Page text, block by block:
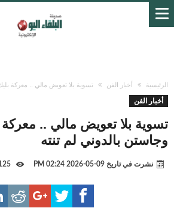
الرئيسية أخبار الفن تسوية بلا تعويض مالي .. معركة
أخبار الفن
تسوية بلا تعويض مالي .. معركة
وجاستن بالدوني لم تنته
نشرت في تاريخ 09-05-2026 02:24 PM